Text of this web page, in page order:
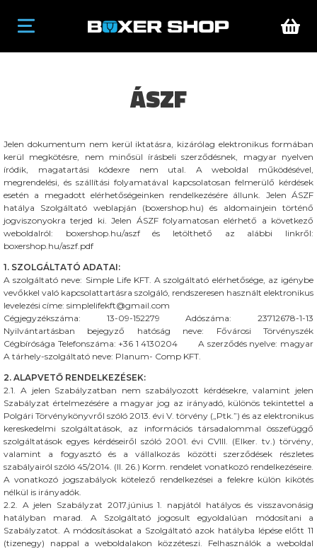
ÁSZF
Jelen dokumentum nem kerül iktatásra, kizárólag elektronikus formában
kerül megkötésre, nem minősül írásbeli szerződésnek, magyar nyelven
íródik, magatartási kódexre nem utal. A weboldal működésével,
megrendelési, és szállítási folyamatával kapcsolatosan felmerülő kérdések
esetén a megadott elérhetőségeinken rendelkezésére állunk. Jelen ÁSZF
hatálya Szolgáltató weblapján (boxershop.hu) és aldomainjein történő
jogviszonyokra terjed ki. Jelen ÁSZF folyamatosan elérhető a következő
weboldalról: boxershop.hu/aszf és letölthető az alábbi linkről:
boxershop.hu/aszf.pdf
1. SZOLGÁLTATÓ ADATAI:
A szolgáltató neve: Simple Life KFT. A szolgáltató elérhetősége, az igénybe
vevőkkel való kapcsolattartásra szolgáló, rendszeresen használt elektronikus
levelezési címe: simplelifekft@gmail.com
Cégjegyzékszáma: 13-09-152279 Adószáma: 23712678-1-13
Nyilvántartásban bejegyző hatóság neve: Fővárosi Törvényszék
Cégbírósága Telefonszáma: +36 1 4130204 A szerződés nyelve: magyar
A tárhely-szolgáltató neve: Planum- Comp KFT.
2. ALAPVETŐ RENDELKEZÉSEK:
2.1. A jelen Szabályzatban nem szabályozott kérdésekre, valamint jelen
Szabályzat értelmezésére a magyar jog az irányadó, különös tekintettel a
Polgári Törvénykönyvről szóló 2013. évi V. törvény („Ptk.”) és az elektronikus
kereskedelmi szolgáltatások, az információs társadalommal összefüggő
szolgáltatások egyes kérdéseiről szóló 2001. évi CVIII. (Elker. tv.) törvény,
valamint a fogyasztó és a vállalkozás közötti szerződések részletes
szabályairól szóló 45/2014. (II. 26.) Korm. rendelet vonatkozó rendelkezéseire.
A vonatkozó jogszabályok kötelező rendelkezései a felekre külön kikötés
nélkül is irányadók.
2.2. A jelen Szabályzat 2017.június 1. napjától hatályos és visszavonásig
hatályban marad. A Szolgáltató jogosult egyoldalúan módosítani a
Szabályzatot. A módosításokat a Szolgáltató azok hatályba lépése előtt 11
(tizenegy) nappal a weboldalakon közzéteszi. Felhasználók a weboldal